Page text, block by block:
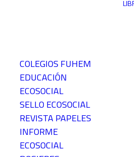
COLEGIOS FUHEM
EDUCACIÓN
ECOSOCIAL
SELLO ECOSOCIAL
REVISTA PAPELES
INFORME
ECOSOCIAL